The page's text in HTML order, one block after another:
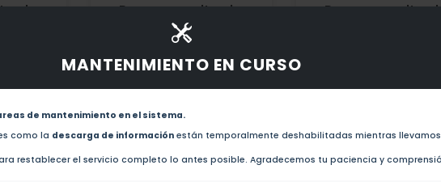
MANTENIMIENTO EN CURSO
de mantenimiento en el sistema.
como la descarga de información están temporalmente deshabilitadas mientras
restablecer el servicio completo lo antes posible. Agradecemos tu paciencia y
la
o
Para consultar la
producción
mediante la
búsqueda individual
de un académico.
Para consultar